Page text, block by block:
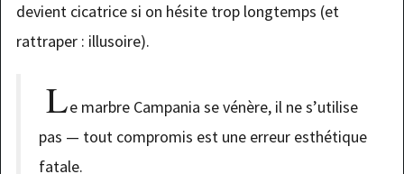
devient cicatrice si on hésite trop longtemps (et
rattraper : illusoire).
Le marbre Campania se vénère, il ne s’utilise
pas — tout compromis est une erreur esthétique
fatale.